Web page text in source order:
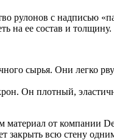
рулонов с надписью
на ее состав и толщину.
сырья. Они легко
Он плотный,
от компании
закрыть всю стену